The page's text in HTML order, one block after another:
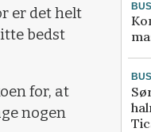
er det helt
bedst
for, at
nogen